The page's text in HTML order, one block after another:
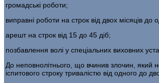
громадські роботи;
виправні роботи на строк від двох місяців до
арешт на строк від 15 до 45 діб;
позбавлення волі у спеціальних виховних
До неповнолітнього, що вчинив злочин, який
іспитового строку тривалістю від одного до